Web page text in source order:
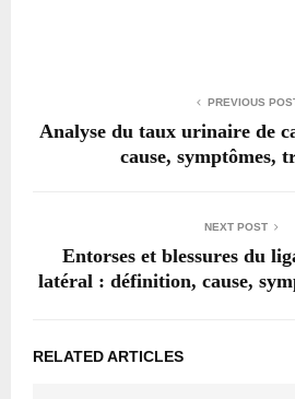
PREVIOUS
Analyse du taux urinaire de
cause, symptômes,
NEXT POST
Entorses et blessures du
latéral : définition, cause,
RELATED ARTICLES